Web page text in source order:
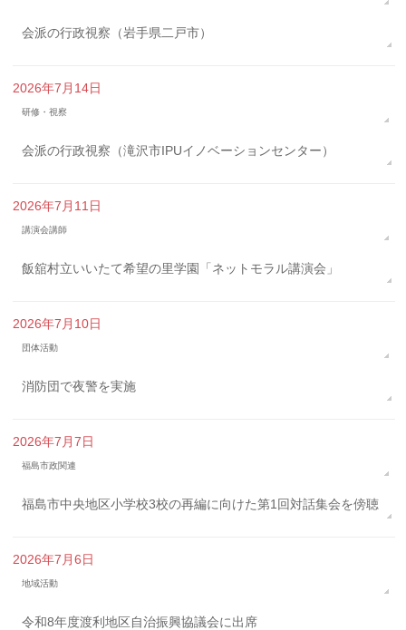
会派の行政視察（岩手県二戸市）
2026年7月14日
研修・視察
会派の行政視察（滝沢市IPUイノベーションセンター）
2026年7月11日
講演会講師
飯舘村立いいたて希望の里学園「ネットモラル講演会」
2026年7月10日
団体活動
消防団で夜警を実施
2026年7月7日
福島市政関連
福島市中央地区小学校3校の再編に向けた第1回対話集会を傍聴
2026年7月6日
地域活動
令和8年度渡利地区自治振興協議会に出席